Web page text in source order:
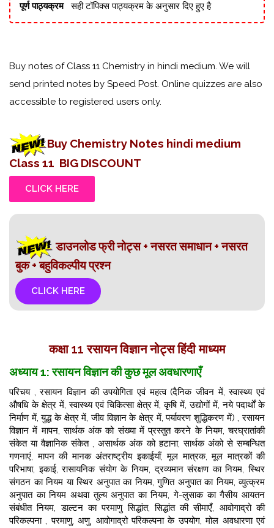
पूर्ण पाठ्यक्रम सही टॉपिक्स पाठ्यक्रम के अनुसार दिए हुए है
Buy notes of Class 11 Chemistry in hindi medium. We will
send printed notes by Speed Post. Online quizzes are also
accessible to registered users only.
Buy Chemistry Notes hindi medium
Class 11 BIG DISCOUNT
CLICK HERE
डाउनलोड फ्री नोट्स + नसरत समाधान + नसरत
बुक + बहुविकल्पीय प्रश्न
CLICK HERE
कक्षा 11 रसायन विज्ञान नोट्स हिंदी माध्यम
अध्याय 1: रसायन विज्ञान की कुछ मूल अवधारणाएँ
परिचय , रसायन विज्ञान की उपयोगिता एवं महत्व (दैनिक जीवन में, स्वास्थ्य एवं
औषधि के क्षेत्र में, स्वास्थ्य एवं चिकित्सा क्षेत्र में, कृषि में, उद्योगों में, नये पदार्थों के
निर्माण में, युद्ध के क्षेत्र में, जीव विज्ञान के क्षेत्र में, पर्यावरण शुद्धिकरण में) ,रसायन
विज्ञान में मापन, सार्थक अंक को संख्या में प्रस्तुत करने के नियम, चरघ्रातांकी
संकेत या वैज्ञानिक संकेत , असार्थक अंक को हटाना, सार्थक अंको से सम्बन्धित
गणनाएं, मापन की मानक अंतराष्ट्रीय इकाईयाँ, मूल मात्रक,मूल मात्रकों की
परिभाषा, इकाई, रासायनिक संयोग के नियम, द्रव्यमान संरक्षण का नियम, स्थिर
संगठन का नियम या स्थिर अनुपात का नियम, गुणित अनुपात का नियम, व्युत्क्रम
अनुपात का नियम अथवा तुल्य अनुपात का नियम, गे-लुसाक का गैसीय आयतन
संबंधीत नियम, डाल्टन का परमाणु सिद्धांत, सिद्धांत की सीमाएँ, आवोगाद्रो की
परिकल्पना , परमाणु, अणु, आवोगाद्रो परिकल्पना के उपयोग, मोल अवधारणा एवं